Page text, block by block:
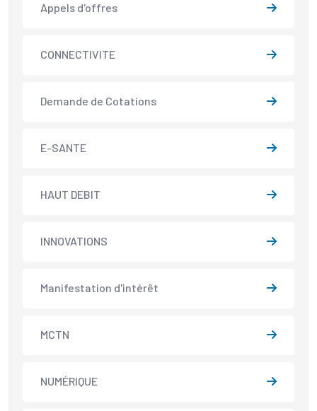
Appels d'offres
CONNECTIVITE
Demande de Cotations
E-SANTE
HAUT DEBIT
INNOVATIONS
Manifestation d'intérêt
MCTN
NUMÉRIQUE